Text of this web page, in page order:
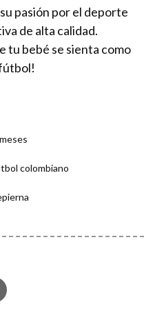
pasión por el deporte
de alta calidad.
tu bebé se sienta como
colombiano